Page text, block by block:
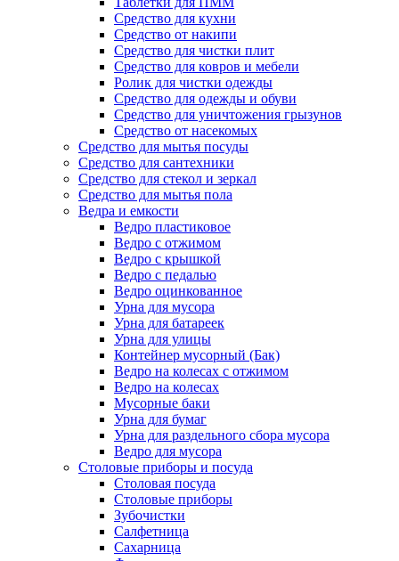
Средство для кухни
Средство от накипи
Средство для чистки плит
Средство для ковров и мебели
Ролик для чистки одежды
Средство для одежды и обуви
Средство для уничтожения грызунов
Средство от насекомых
Средство для мытья посуды
Средство для сантехники
Средство для стекол и зеркал
Средство для мытья пола
Ведра и емкости
Ведро пластиковое
Ведро с отжимом
Ведро с крышкой
Ведро с педалью
Ведро оцинкованное
Урна для мусора
Урна для батареек
Урна для улицы
Контейнер мусорный (Бак)
Ведро на колесах с отжимом
Ведро на колесах
Мусорные баки
Урна для бумаг
Урна для раздельного сбора мусора
Ведро для мусора
Столовые приборы и посуда
Столовая посуда
Столовые приборы
Зубочистки
Салфетница
Сахарница